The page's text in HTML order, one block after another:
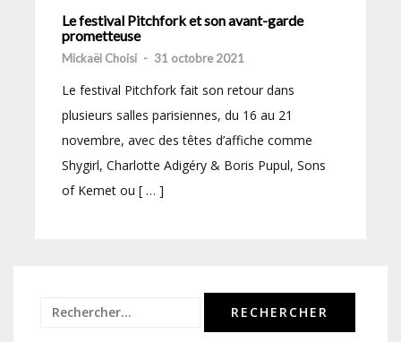
Le festival Pitchfork et son avant-garde
prometteuse
Mickaël Choisi - 31 octobre 2021
Le festival Pitchfork fait son retour dans
plusieurs salles parisiennes, du 16 au 21
novembre, avec des têtes d’affiche comme
Shygirl, Charlotte Adigéry & Boris Pupul, Sons
of Kemet ou [ … ]
Rechercher :